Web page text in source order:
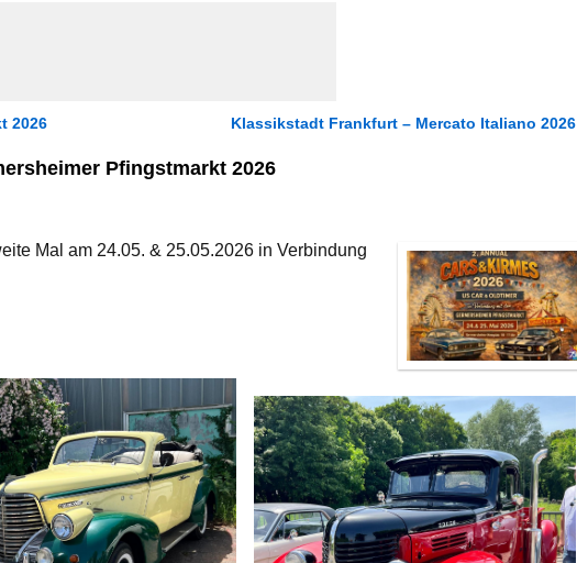
2026 Klassikstadt Frankfurt – Mercato Italiano 2026
Pfingstmarkt 2026
Mal am 24.05. & 25.05.2026 in Verbindung